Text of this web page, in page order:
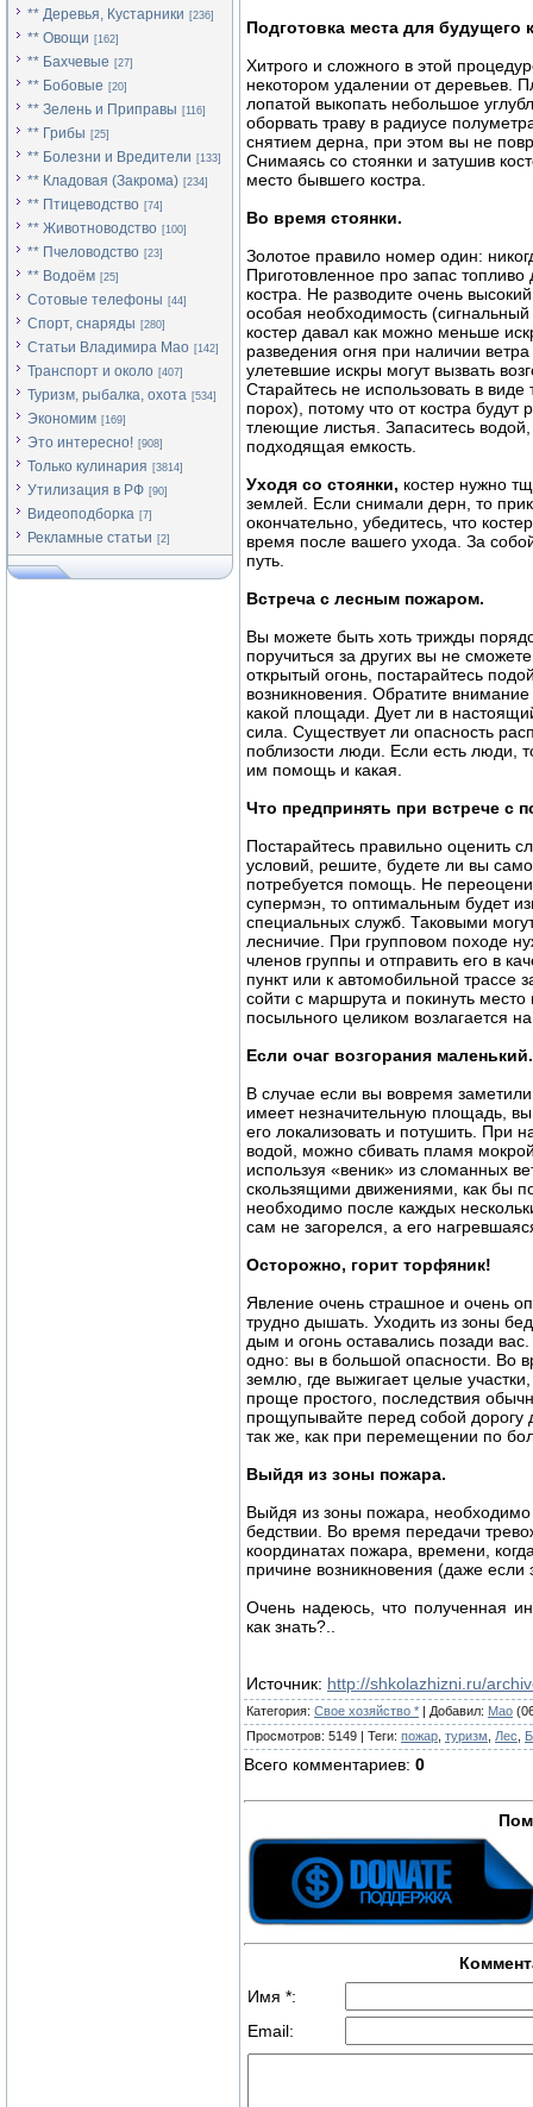
** Деревья, Кустарники [236]
** Овощи [162]
** Бахчевые [27]
** Бобовые [20]
** Зелень и Приправы [116]
** Грибы [25]
** Болезни и Вредители [133]
** Кладовая (Закрома) [234]
** Птицеводство [74]
** Животноводство [100]
** Пчеловодство [23]
** Водоём [25]
Сотовые телефоны [44]
Спорт, снаряды [280]
Статьи Владимира Мао [142]
Транспорт и около [407]
Туризм, рыбалка, охота [534]
Экономим [169]
Это интересно! [908]
Только кулинария [3814]
Утилизация в РФ [90]
Видеоподборка [7]
Рекламные статьи [2]
Подготовка места для будущего
Хитрого и сложного в этой
некотором удалении от деревьев.
лопатой выкопать небольшое
оборвать траву в радиусе
снятием дерна, при этом вы не
Снимаясь со стоянки и затушив
место бывшего костра.
Во время стоянки.
Золотое правило номер один:
Приготовленное про запас
костра. Не разводите очень
особая необходимость
костер давал как можно меньше
разведения огня при наличии
улетевшие искры могут вызвать
Старайтесь не использовать в виде
порох), потому что от костра
тлеющие листья. Запаситесь
подходящая емкость.
Уходя со стоянки, костер нужно
землей. Если снимали дерн, то
окончательно, убедитесь, что
время после вашего ухода. За
путь.
Встреча с лесным пожаром.
Вы можете быть хоть трижды
поручиться за других вы не
открытый огонь, постарайтесь
возникновения. Обратите
какой площади. Дует ли в
сила. Существует ли опасность
поблизости люди. Если есть люди,
им помощь и какая.
Что предпринять при встрече с
Постарайтесь правильно оценить
условий, решите, будете ли вы
потребуется помощь. Не
супермэн, то оптимальным будет
специальных служб. Таковыми
лесничие. При групповом походе
членов группы и отправить его в
пункт или к автомобильной
сойти с маршрута и покинуть
посыльного целиком возлагается
Если очаг возгорания маленький.
В случае если вы вовремя
имеет незначительную площадь,
его локализовать и потушить. При
водой, можно сбивать пламя
используя «веник» из сломанных
скользящими движениями, как бы
необходимо после каждых
сам не загорелся, а его
Осторожно, горит торфяник!
Явление очень страшное и очень
трудно дышать. Уходить из зоны
дым и огонь оставались позади
одно: вы в большой опасности. Во
землю, где выжигает целые
проще простого, последствия
прощупывайте перед собой
так же, как при перемещении по
Выйдя из зоны пожара.
Выйдя из зоны пожара,
бедствии. Во время передачи
координатах пожара, времени,
причине возникновения (даже
Очень надеюсь, что полученная
как знать?..
Источник: http://shkolazhizni.ru/
Категория: Свое хозяйство * | Добавил: Mao
Просмотров: 5149 | Теги: пожар туризм Лес
Всего комментариев: 0
Имя *:
Email: